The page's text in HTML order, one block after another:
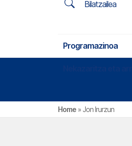
Bilatzailea
Programazinoa
Home »Jon Irurzun